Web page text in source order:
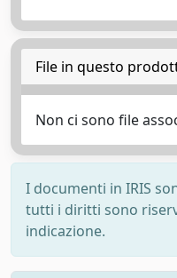
File in questo
Non ci sono file
I documenti in IRIS
tutti i diritti sono
indicazione.